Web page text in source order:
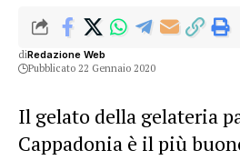
diRedazione Web
Pubblicato 22 Gennaio 2020
Il gelato della gelateria
Cappadonia è il più